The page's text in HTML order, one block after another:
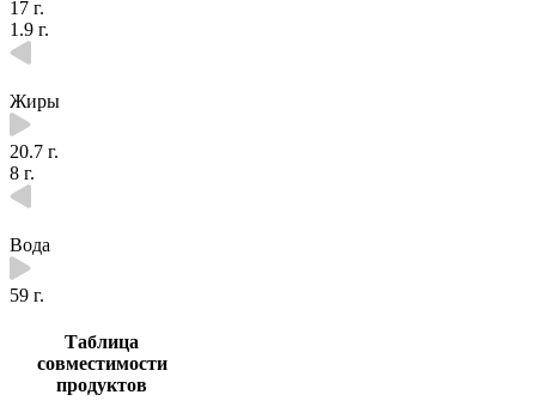
17 г.
1.9 г.
Жиры
20.7 г.
8 г.
Вода
59 г.
Таблица
совместимости
продуктов